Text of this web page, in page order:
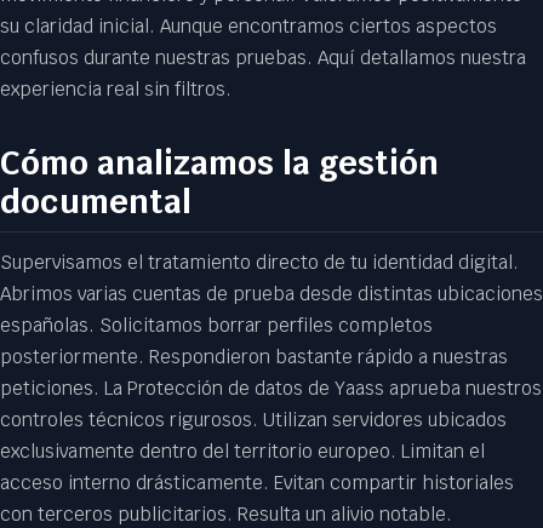
su claridad inicial. Aunque encontramos ciertos aspectos
confusos durante nuestras pruebas. Aquí detallamos nuestra
experiencia real sin filtros.
Cómo analizamos la gestión
documental
Supervisamos el tratamiento directo de tu identidad digital.
Abrimos varias cuentas de prueba desde distintas ubicaciones
españolas. Solicitamos borrar perfiles completos
posteriormente. Respondieron bastante rápido a nuestras
peticiones. La Protección de datos de Yaass aprueba nuestros
controles técnicos rigurosos. Utilizan servidores ubicados
exclusivamente dentro del territorio europeo. Limitan el
acceso interno drásticamente. Evitan compartir historiales
con terceros publicitarios. Resulta un alivio notable.